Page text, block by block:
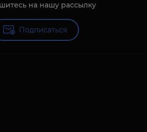
на нашу рассылку
Подписаться